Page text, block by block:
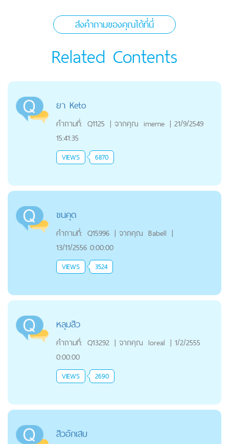
ส่งคำถามของคุณได้ที่นี่
Related Contents
ยา Keto
คำถามที่: Q1125 | จากคุณ imeme | 21/9/2549
15:41:35
VIEWS 6870
ขนคุด
คำถามที่: Q15996 | จากคุณ Babell |
13/11/2556 0:00:00
VIEWS 3524
หลุมสิว
คำถามที่: Q13292 | จากคุณ loreal | 1/2/2555
0:00:00
VIEWS 2690
สิวอักเสบ